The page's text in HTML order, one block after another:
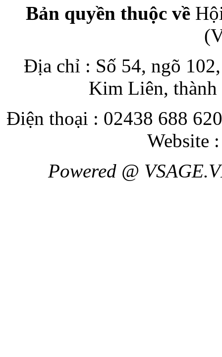
Bản quyền thuộc về
Địa chỉ : Số 54, ngõ
Kim Liên,
Điện thoại : 02438 688
Website
Powered @